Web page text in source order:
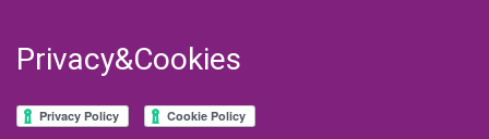
Privacy&Cookies